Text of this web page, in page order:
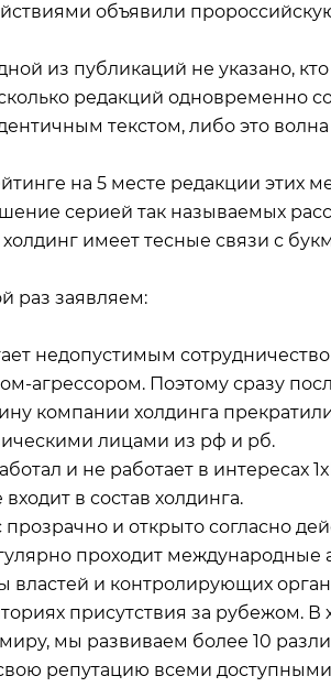
объявили
из публикаций не указано,
редакций одновременно
текстом, либо это
на 5 месте редакции этих
серией так называемых
имеет тесные связи с
раз заявляем:
недопустимым
агрессором. Поэтому сразу
компании холдинга
лицами из рф и рб.
и не работает в интересах
в состав холдинга.
прозрачно и открыто согласно
проходит международные
властей и контролирующих
присутствия за рубежом. В
мы развиваем более 10
репутацию всеми